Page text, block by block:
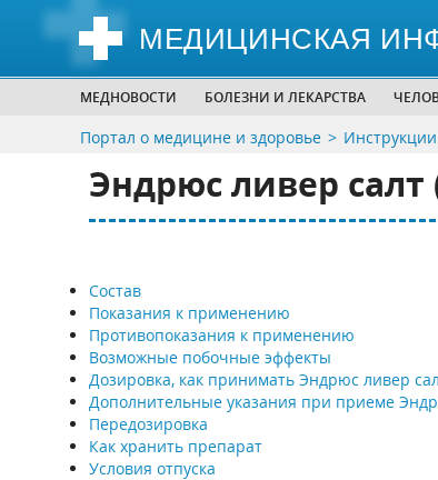
МЕДИЦИНСКАЯ
МЕДНОВОСТИ БОЛЕЗНИ И ЛЕКАРСТВА
Портал о медицине и здоровье
Эндрюс ливер
Состав
Показания к применению
Противопоказания к применению
Возможные побочные эффекты
Дозировка, как принимать Эндрюс ливер
Дополнительные указания при приеме
Передозировка
Как хранить препарат
Условия отпуска